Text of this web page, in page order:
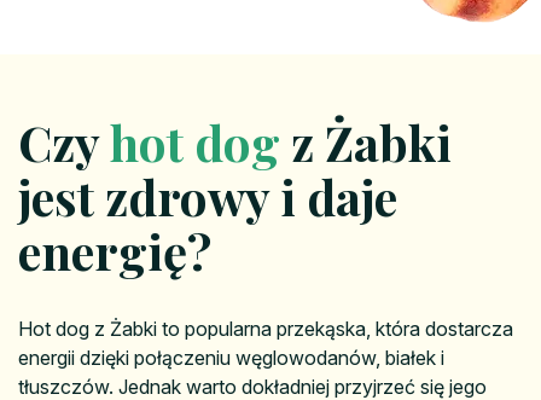
Czyhot dog z Żabki
jest zdrowy i daje
energię?
Hot dog z Żabki to popularna przekąska, która dostarcza
energii dzięki połączeniu węglowodanów, białek i
tłuszczów. Jednak warto dokładniej przyjrzeć się jego